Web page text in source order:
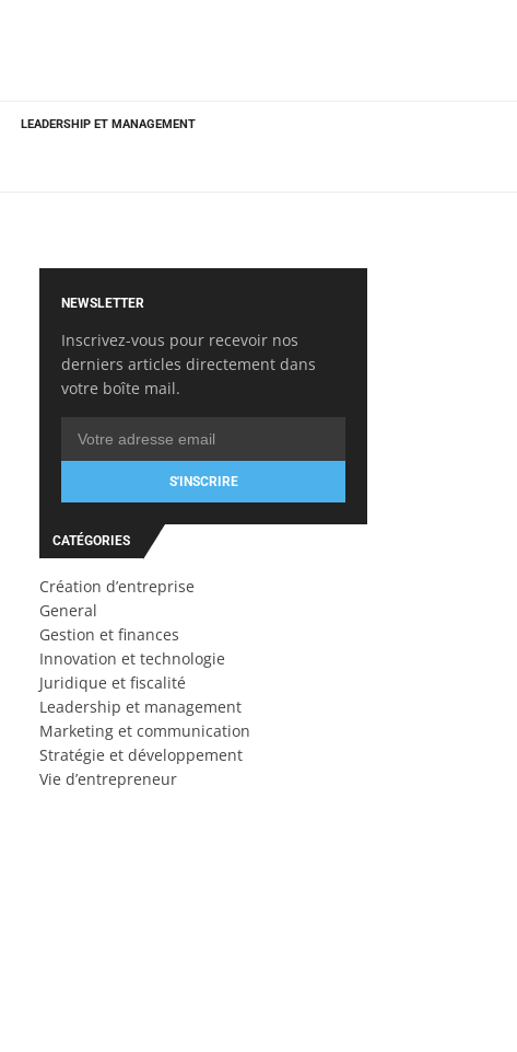
LEADERSHIP ET MANAGEMENT
NEWSLETTER
Inscrivez-vous pour recevoir nos
derniers articles directement dans
votre boîte mail.
S'INSCRIRE
CATÉGORIES
Création d’entreprise
General
Gestion et finances
Innovation et technologie
Juridique et fiscalité
Leadership et management
Marketing et communication
Stratégie et développement
Vie d’entrepreneur